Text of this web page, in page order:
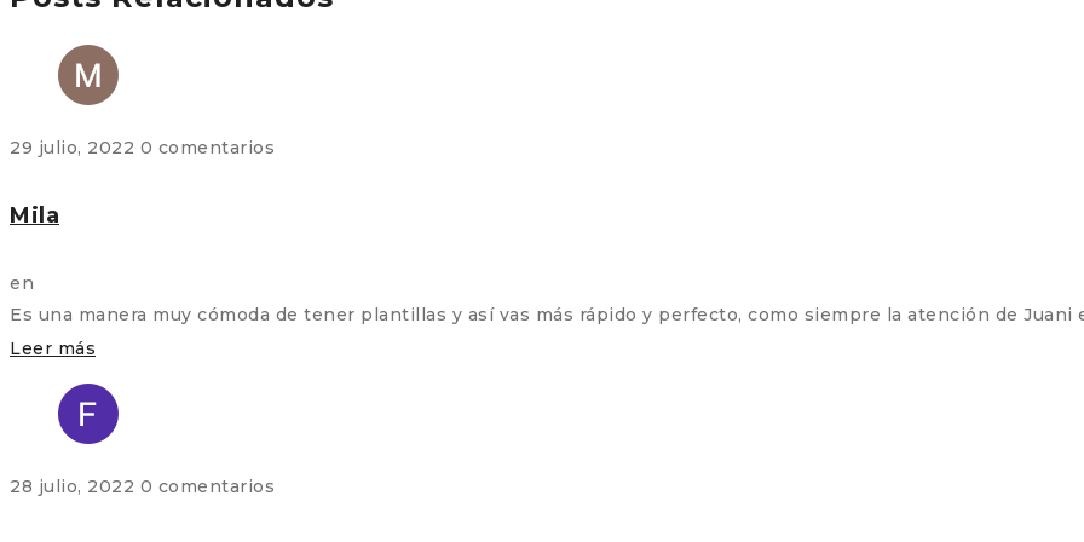
29 julio, 2022 0 comentarios
Mila
en
Es una manera muy cómoda de tener plantillas y así vas más rápido y perfecto, como siempre la atención de Juani
Leer más
28 julio, 2022 0 comentarios